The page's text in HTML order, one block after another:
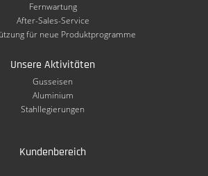
Fernwartung
After-Sales-Service
für neue Produktprogramme
Unsere Aktivitäten
Gusseisen
Aluminium
Stahllegierungen
Kundenbereich